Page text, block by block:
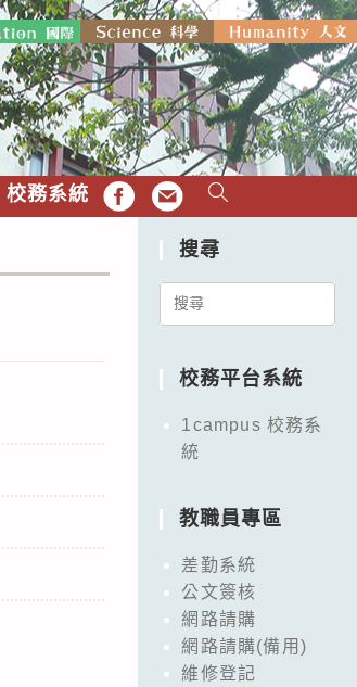
校務系統 FB EMAIL
搜尋
Search
校務平台系統
1campus 校務系
統
教職員專區
差勤系統
公文簽核
網路請購
網路請購(備用)
維修登記